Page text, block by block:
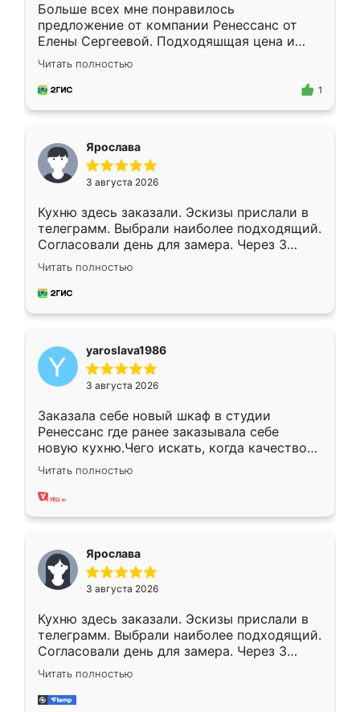
Больше всех мне понравилось
предложение от компании Ренессанс от
Елены Сергеевой. Подходяшщая цена и
короткие сроки изготовления. Приехавший
для замера сотрудник Владислав
предложил по моему эскизу самый
Читать полностью
1
Ярослава
3 августа 2026
Кухню здесь заказали. Эскизы прислали в
телеграмм. Выбрали наиболее подходящий.
Согласовали день для замера. Через 3
недели кухня была уже готова. Остались
довольны работой. Спасибо Ренессанс
мебель за качественную работу!
Читать полностью
yaroslava1986
3 августа 2026
Заказала себе новый шкаф в студии
Ренессанс где ранее заказывала себе
новую кухню.Чего искать, когда качеством
вполне довольна. Служит кухня уже почти
два года, нареканий нет.
Читать полностью
Ярослава
3 августа 2026
Кухню здесь заказали. Эскизы прислали в
телеграмм. Выбрали наиболее подходящий.
Согласовали день для замера. Через 3
недели кухня была уже готова. Остались
довольны работой. Спасибо Ренессанс
мебель за качественную работу!
Читать полностью